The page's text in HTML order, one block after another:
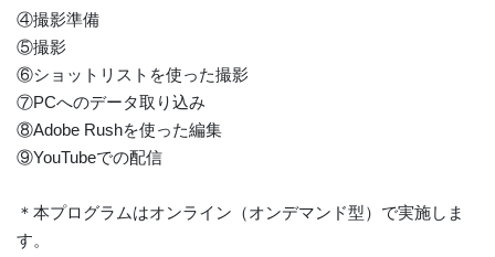
④撮影準備
⑤撮影
⑥ショットリストを使った撮影
⑦PCへのデータ取り込み
⑧Adobe Rushを使った編集
⑨YouTubeでの配信
＊本プログラムはオンライン（オンデマンド型）で実施しま
す。